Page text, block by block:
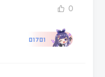
0
01701